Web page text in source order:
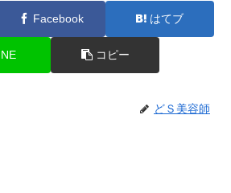
Facebook はてブ
コピー
どＳ美容師